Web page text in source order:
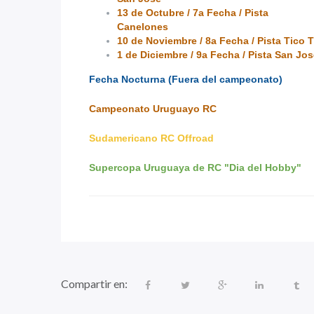
13 de Octubre / 7a Fecha / Pista
Canelones
10 de Noviembre / 8a Fecha / Pista Tico
1 de Diciembre / 9a Fecha / Pista San
Fecha Nocturna (Fuera del campeonato)
Campeonato Uruguayo RC
Sudamericano RC Offroad
Supercopa Uruguaya de RC "Dia del Hobby"
Compartir en: